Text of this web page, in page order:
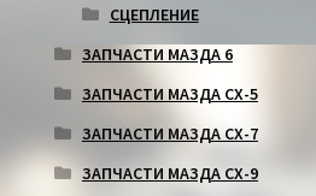
СЦЕПЛЕНИЕ
ЗАПЧАСТИ МАЗДА 6
ЗАПЧАСТИ МАЗДА СХ-5
ЗАПЧАСТИ МАЗДА СХ-7
ЗАПЧАСТИ МАЗДА СХ-9